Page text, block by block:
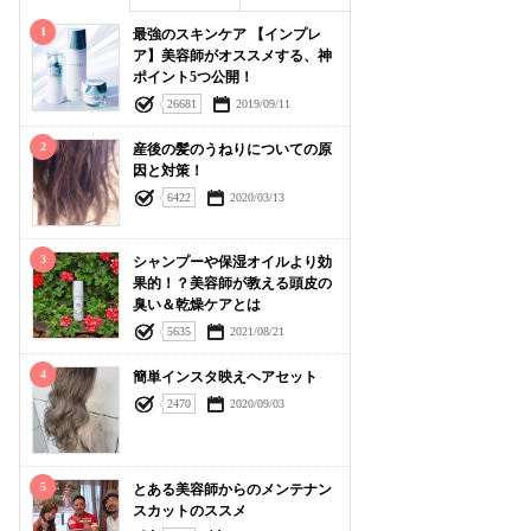
1
最強のスキンケア 【インプレ
ア】美容師がオススメする、神
ポイント5つ公開！
26681 2019/09/11
2
産後の髪のうねりについての原
因と対策！
6422 2020/03/13
3
シャンプーや保湿オイルより効
果的！？美容師が教える頭皮の
臭い＆乾燥ケアとは
5635 2021/08/21
4 簡単インスタ映えヘアセット
2470 2020/09/03
5
とある美容師からのメンテナン
スカットのススメ